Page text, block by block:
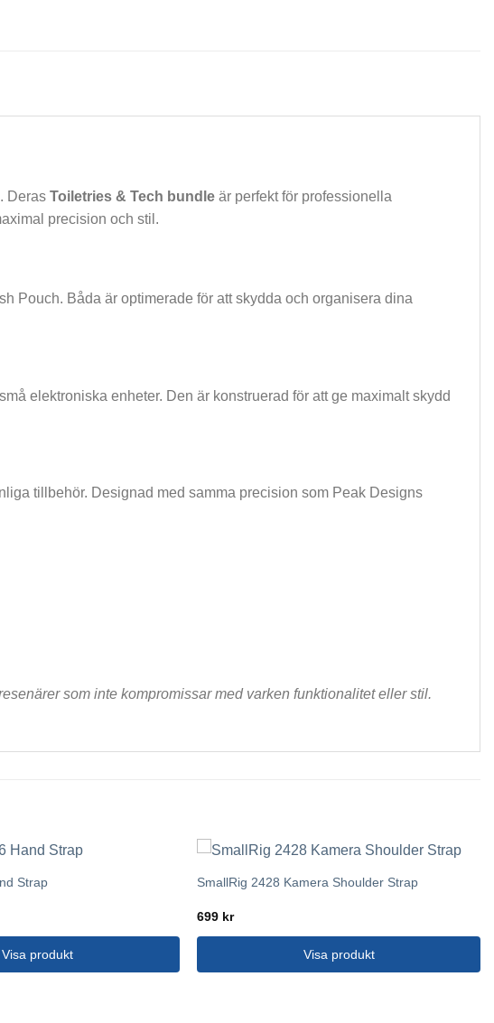
Deras Toiletries & Tech bundle är perfekt för professionella
precision och stil.
Pouch. Båda är optimerade för att skydda och organisera dina
elektroniska enheter. Den är konstruerad för att ge maximalt skydd
tillbehör. Designad med samma precision som Peak Designs
som inte kompromissar med varken funktionalitet eller stil.
Strap
Visa produkt
SmallRig 2428 Kamera Shoulder Strap
699 kr
Visa produkt